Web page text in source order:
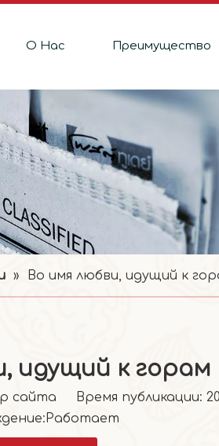
О Hас Преимущество
» Во имя любви, идущий к
идущий к горам
Время публикации:
Работает